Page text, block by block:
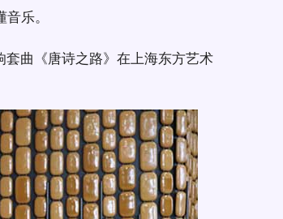
音乐。
曲《唐诗之路》在上海东方艺术